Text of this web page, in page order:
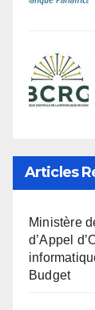
Articles
Ministère
d’Appel
Budget